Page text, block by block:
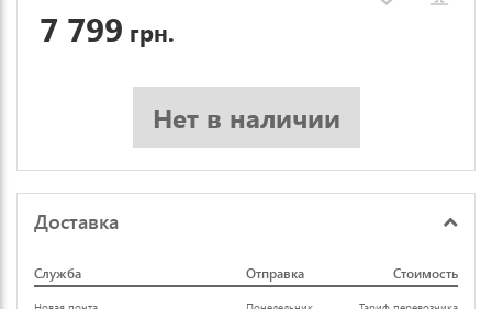
7 799 грн.
Нет в наличии
Доставка
Служба Отправка Стоимость